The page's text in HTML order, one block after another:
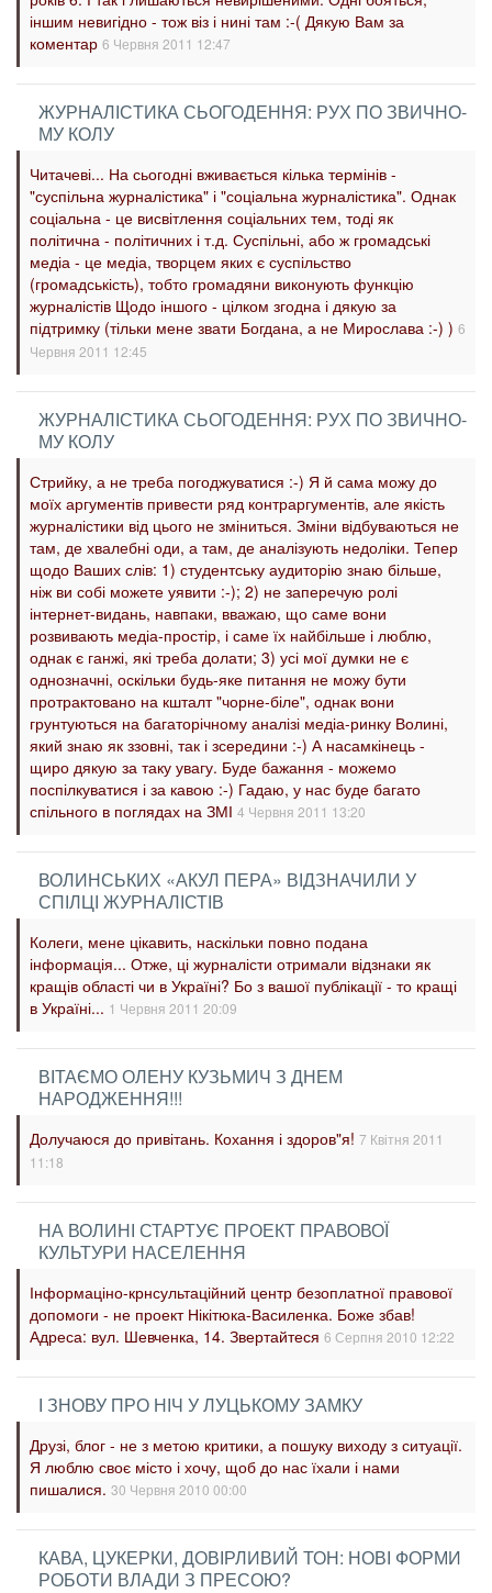
іншим невигідно - тож віз і нині там :-( Дякую Вам за
коментар 6 Червня 2011 12:47
ЖУР­НА­ЛІС­ТИ­КА СЬО­ГО­ДЕН­НЯ: РУХ ПО ЗВИЧ­НО­
МУ КО­ЛУ
Читачеві... На сьогодні вживається кілька термінів -
"суспільна журналістика" і "соціальна журналістика". Однак
соціальна - це висвітлення соціальних тем, тоді як
політична - політичних і т.д. Суспільні, або ж громадські
медіа - це медіа, творцем яких є суспільство
(громадськість), тобто громадяни виконують функцію
журналістів Щодо іншого - цілком згодна і дякую за
підтримку (тільки мене звати Богдана, а не Мирослава :-) ) 6
Червня 2011 12:45
ЖУР­НА­ЛІС­ТИ­КА СЬО­ГО­ДЕН­НЯ: РУХ ПО ЗВИЧ­НО­
МУ КО­ЛУ
Стрийку, а не треба погоджуватися :-) Я й сама можу до
моїх аргументів привести ряд контраргументів, але якість
журналістики від цього не зміниться. Зміни відбуваються не
там, де хвалебні оди, а там, де аналізують недоліки. Тепер
щодо Ваших слів: 1) студентську аудиторію знаю більше,
ніж ви собі можете уявити :-); 2) не заперечую ролі
інтернет-видань, навпаки, вважаю, що саме вони
розвивають медіа-простір, і саме їх найбільше і люблю,
однак є ганжі, які треба долати; 3) усі мої думки не є
однозначні, оскільки будь-яке питання не можу бути
протрактовано на кшталт "чорне-біле", однак вони
грунтуються на багаторічному аналізі медіа-ринку Волині,
який знаю як ззовні, так і зсередини :-) А насамкінець -
щиро дякую за таку увагу. Буде бажання - можемо
поспілкуватися і за кавою :-) Гадаю, у нас буде багато
спільного в поглядах на ЗМІ 4 Червня 2011 13:20
ВОЛИНСЬКИХ «АКУЛ ПЕРА» ВІДЗНАЧИЛИ У
СПІЛЦІ ЖУРНАЛІСТІВ
Колеги, мене цікавить, наскільки повно подана
інформація... Отже, ці журналісти отримали відзнаки як
кращів області чи в Україні? Бо з вашої публікації - то кращі
в Україні... 1 Червня 2011 20:09
ВІТАЄМО ОЛЕНУ КУЗЬМИЧ З ДНЕМ
НАРОДЖЕННЯ!!!
Долучаюся до привітань. Кохання і здоров"я! 7 Квітня 2011
11:18
НА ВОЛИНІ СТАРТУЄ ПРОЕКТ ПРАВОВОЇ
КУЛЬТУРИ НАСЕЛЕННЯ
Інформаціно-крнсультаційний центр безоплатної правової
допомоги - не проект Нікітюка-Василенка. Боже збав!
Адреса: вул. Шевченка, 14. Звертайтеся 6 Серпня 2010 12:22
І ЗНОВУ ПРО НІЧ У ЛУЦЬКОМУ ЗАМКУ
Друзі, блог - не з метою критики, а пошуку виходу з ситуації.
Я люблю своє місто і хочу, щоб до нас їхали і нами
пишалися. 30 Червня 2010 00:00
КАВА, ЦУКЕРКИ, ДОВІРЛИВИЙ ТОН: НОВІ ФОРМИ
РОБОТИ ВЛАДИ З ПРЕСОЮ?